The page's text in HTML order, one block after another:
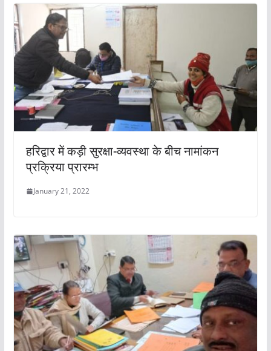
हरिद्वार में कड़ी सुरक्षा-व्यवस्था के बीच नामांकन
प्रक्रिया प्रारम्भ
January 21, 2022